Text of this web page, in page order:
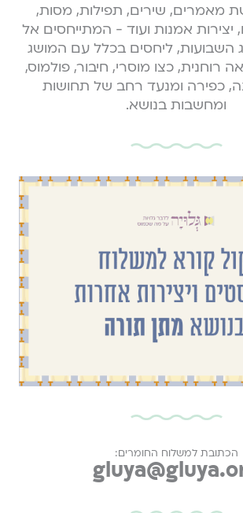
מאמרים, שירים, תפילות, מסות,
יצירות אמנות ועוד - המתייחסים אל
השבועות, ליחסים בכלל עם המושג
רוחנית, כצו מוסרי, חיבור, פולמוס,
כפירה ומנעד רחב של תחושות
ומחשבות בנושא.
הכתובת למשלוח החומרים: